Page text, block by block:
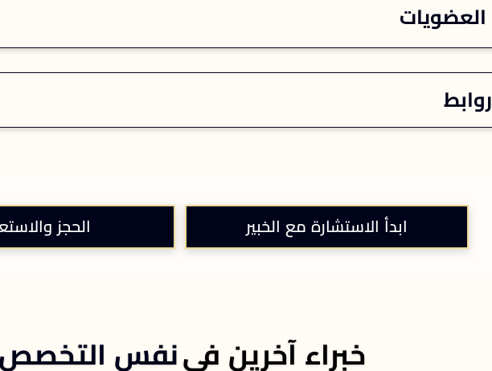
العضويات
روابط
ابدأ الاستشارة مع الخبير الحجز
خبراء آخرين في نفس التخصص